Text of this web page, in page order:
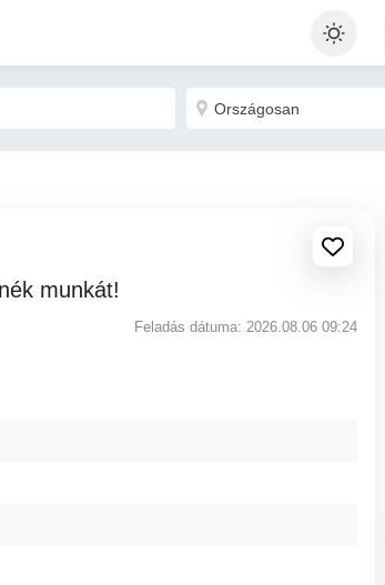
munkát!
Feladás dátuma: 2026.08.06 09:24